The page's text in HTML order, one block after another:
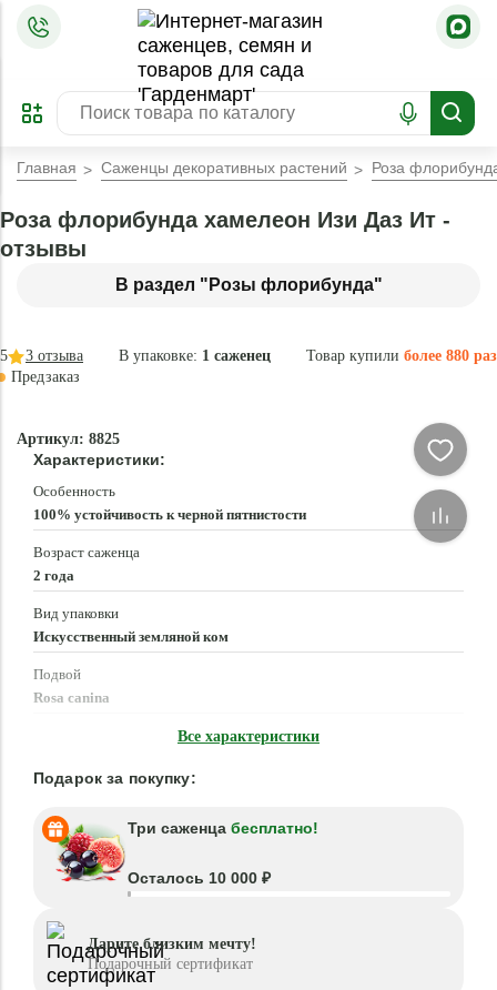
ПРЕДЗАКАЗ
ЗАБРОНИРОВАТЬ
ЛУЧШЕЕ
Главная Саженцы декоративных растений Роза
В раздел "Розы флорибунда"
Роза флорибунда хамелеон Изи Даз Ит -
отзывы
В упаковке: 1 саженец Товар купили более 880 раз
5 3 отзыва
Предзаказ
Артикул: 8825
Характеристики:
Особенность
100% устойчивость к черной пятнистости
Возраст саженца
2 года
Вид упаковки
Искусственный земляной ком
Подвой
Rosa canina
Все характеристики
Подарок за покупку:
Три саженца бесплатно!
Осталось 10 000 ₽
Дарите близким мечту!
Подарочный сертификат